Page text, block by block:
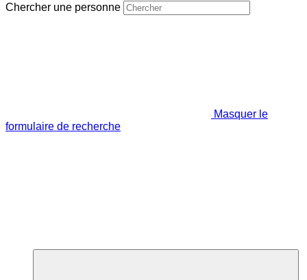
Chercher une personne
Masquer le
formulaire de recherche